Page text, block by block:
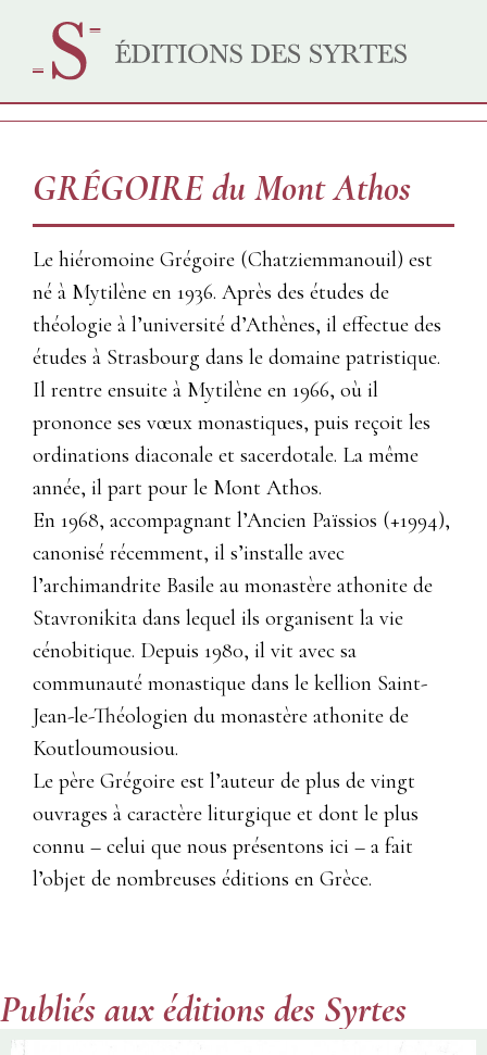
GRÉGOIRE du Mont Athos
Le hiéromoine Grégoire (Chatziemmanouil) est
né à Mytilène en 1936. Après des études de
théologie à l’université d’Athènes, il effectue des
études à Strasbourg dans le domaine patristique.
Il rentre ensuite à Mytilène en 1966, où il
prononce ses vœux monastiques, puis reçoit les
ordinations diaconale et sacerdotale. La même
année, il part pour le Mont Athos.
En 1968, accompagnant l’Ancien Païssios (+1994),
canonisé récemment, il s’installe avec
l’archimandrite Basile au monastère athonite de
Stavronikita dans lequel ils organisent la vie
cénobitique. Depuis 1980, il vit avec sa
communauté monastique dans le kellion Saint-
Jean-le-Théologien du monastère athonite de
Koutloumousiou.
Le père Grégoire est l’auteur de plus de vingt
ouvrages à caractère liturgique et dont le plus
connu – celui que nous présentons ici – a fait
l’objet de nombreuses éditions en Grèce.
Publiés aux éditions des Syrtes